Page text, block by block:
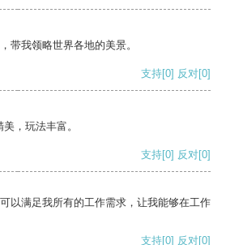
带我领略世界各地的美景。
支持[0] 反对[0]
，玩法丰富。
支持[0] 反对[0]
以满足我所有的工作需求，让我能够在工作
支持[0] 反对[0]